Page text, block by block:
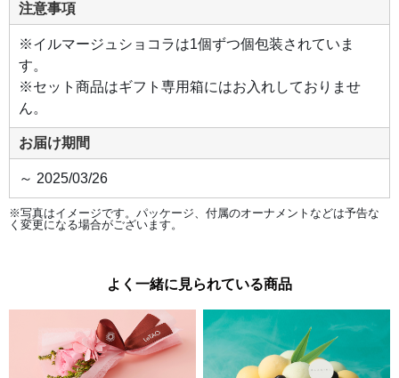
●ピ
ッツ
オ
トロ
ワフ
ロマ
ージ
ュ
モッ
ツァ
レ
ラ、
ゴル
ゴン
ゾー
ラ、
北海
道産
カマ
をあ
に使
注意事項
※イルマージュショコラは1個ずつ個包装されていま
す。
※セット商品はギフト専用箱にはお入れしておりませ
ん。
お届け期間
～ 2025/03/26
※写真はイメージです。パッケージ、付属のオーナメントなどは予告な
く変更になる場合がございます。
よく一緒に見られている商品